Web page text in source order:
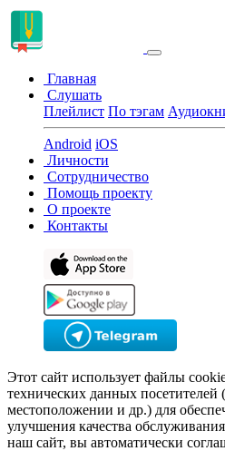
Главная
Слушать
Плейлист По тэгам
Android iOS
Личности
Сотрудничество
Помощь проекту
О проекте
Контакты
Этот сайт использует файлы
технических данных посетителей
местоположении и др.) для
улучшения качества
наш сайт, вы автоматически